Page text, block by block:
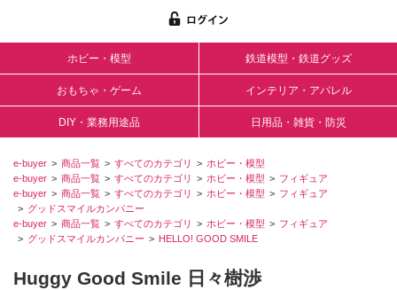
ホビー・模型 鉄道模型・鉄道グッズ
おもちゃ・ゲーム インテリア・アパレル
DIY・業務用途品 日用品・雑貨・防災
e-buyer 商品一覧 すべてのカテゴリ
ホビー・模型
e-buyer
商品一覧 すべてのカテゴリ ホビー・模型
フィギュア
e-buyer
商品一覧 すべてのカテゴリ ホビー・模型
フィギュア
グッドスマイルカンパニー
e-buyer
商品一覧 すべてのカテゴリ ホビー・模型
フィギュア
グッドスマイルカンパニー
HELLO! GOOD SMILE
Huggy Good Smile 日々樹渉